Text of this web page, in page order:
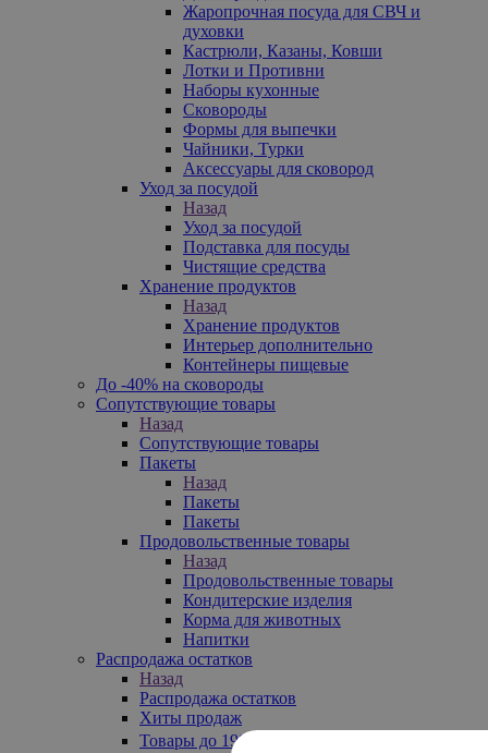
Жаропрочная посуда для СВЧ и
духовки
Кастрюли, Казаны, Ковши
Лотки и Противни
Наборы кухонные
Сковороды
Формы для выпечки
Чайники, Турки
Аксессуары для сковород
Уход за посудой
Назад
Уход за посудой
Подставка для посуды
Чистящие средства
Хранение продуктов
Назад
Хранение продуктов
Интерьер дополнительно
Контейнеры пищевые
До -40% на сковороды
Сопутствующие товары
Назад
Сопутствующие товары
Пакеты
Назад
Пакеты
Пакеты
Продовольственные товары
Назад
Продовольственные товары
Кондитерские изделия
Корма для животных
Напитки
Распродажа остатков
Назад
Распродажа остатков
Хиты продаж
Товары до 199₽